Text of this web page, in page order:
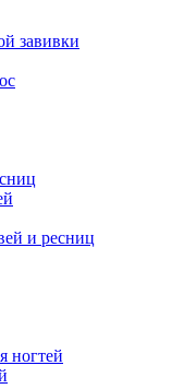
завивки
и ресниц
ногтей